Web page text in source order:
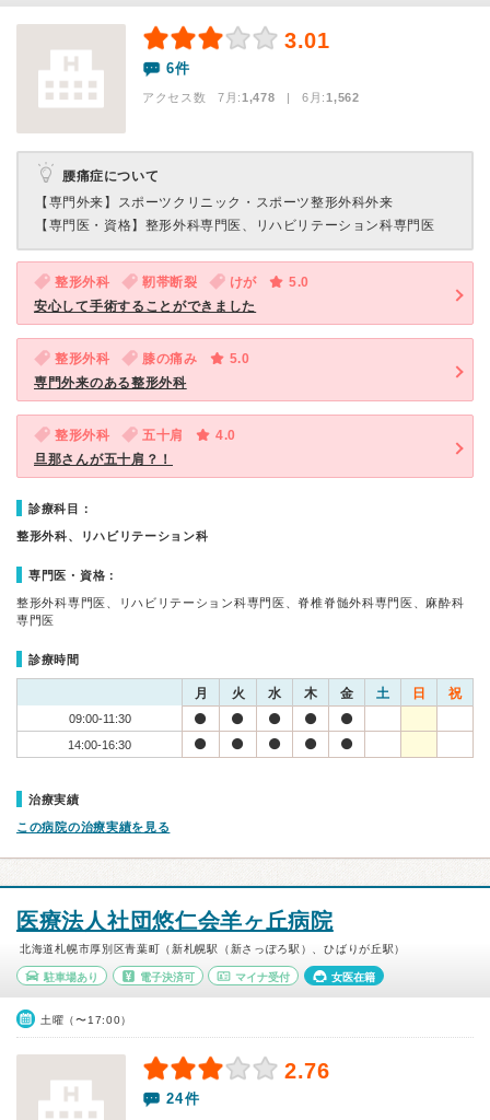
3.01
6件
アクセス数 7月:1,478 | 6月:1,562
腰痛症について
【専門外来】 スポーツクリニック・スポーツ整形外科外来
【専門医・資格】 整形外科専門医、リハビリテーション科専門医
整形外科 靭帯断裂 けが
5.0
安心して手術することができました
整形外科 膝の痛み
5.0
専門外来のある整形外科
整形外科 五十肩
4.0
旦那さんが五十肩？！
診療科目：
整形外科、リハビリテーション科
専門医・資格：
整形外科専門医、リハビリテーション科専門医、脊椎脊髄外科専門医、麻酔科
専門医
診療時間
月 火 水 木 金 土 日 祝
09:00-11:30
14:00-16:30
治療実績
この病院の治療実績を見る
医療法人社団悠仁会羊ヶ丘病院
北海道札幌市厚別区青葉町（新札幌駅（新さっぽろ駅）、ひばりが丘駅）
駐車場あり 電子決済可 マイナ受付 女医在籍
土曜（〜17:00）
2.76
24件